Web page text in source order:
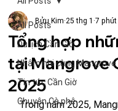
All Posts
Du lịch Cần Giờ
Nhâm nhi cùng Mangrove
Tin tức Cần Giờ
Chuyện Cà phê
Tổng hợp
tại Mangrove
2025
Bửu Kim 25 thg 1 7
Trong năm 2025,